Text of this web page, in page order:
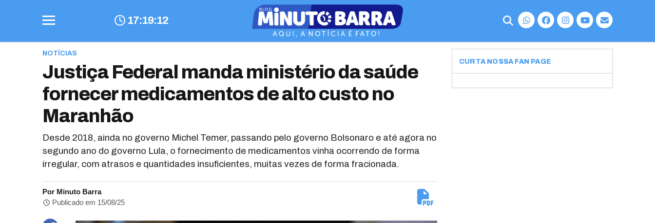
17:19:13
NOTÍCIAS
Justiça Federal manda ministério da saúde
fornecer medicamentos de alto custo no
Maranhão
Desde 2018, ainda no governo Michel Temer, passando pelo governo Bolsonaro e até agora no
segundo ano do governo Lula, o fornecimento de medicamentos vinha ocorrendo de forma
irregular, com atrasos e quantidades insuficientes, muitas vezes de forma fracionada.
Por Minuto Barra
Publicado em 15/08/25
CURTA NOSSA FAN PAGE